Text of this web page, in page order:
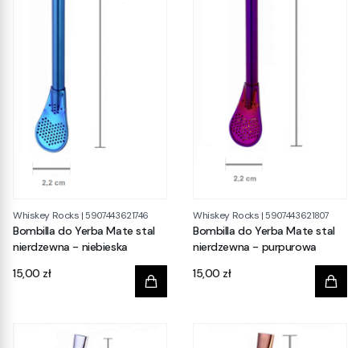
Whiskey Rocks |5907443621746
Bombilla do Yerba Mate stal
nierdzewna - niebieska
Cena
15,00 zł
Whiskey Rocks |5907443621807
Bombilla do Yerba Mate stal
nierdzewna - purpurowa
Cena
15,00 zł